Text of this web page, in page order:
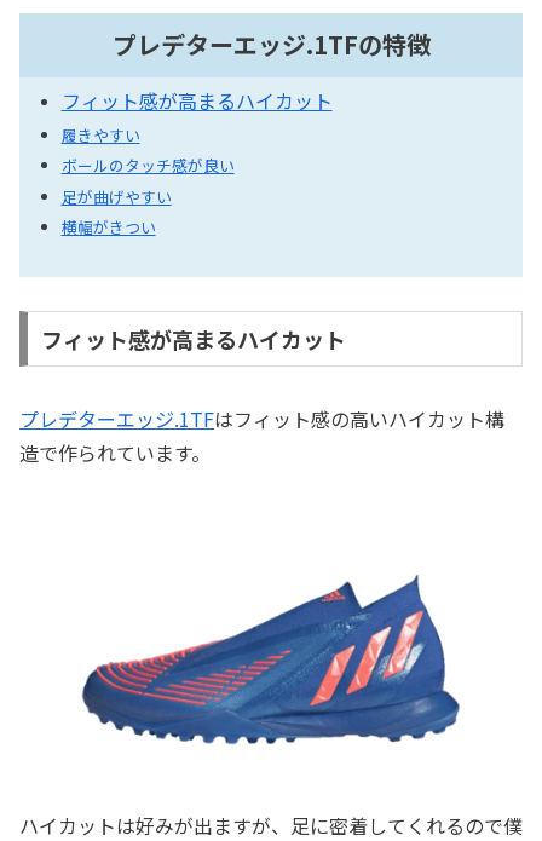
プレデターエッジ.1TFの特徴
フィット感が高まるハイカット
履きやすい
ボールのタッチ感が良い
足が曲げやすい
横幅がきつい
フィット感が高まるハイカット
プレデターエッジ.1TFはフィット感の高いハイカット構
造で作られています。
ハイカットは好みが出ますが、足に密着してくれるので僕